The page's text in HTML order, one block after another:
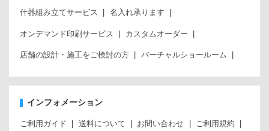
什器組み立てサービス 名入れ承ります
オンデマンド印刷サービス カスタムオーダー
店舗の設計・施工をご検討の方 バーチャルショールーム
インフォメーション
ご利用ガイド 送料について お問い合わせ ご利用規約